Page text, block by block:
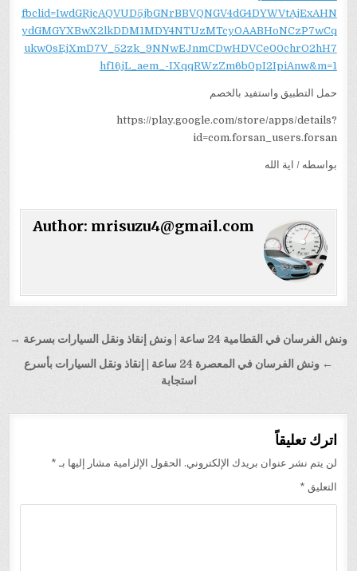
fbclid=IwdGRjcAQVUD5jbGNrBBVQNGV4dG4DYWVtAjExAHN
ydGMGYXBwX2lkDDM1MDY4NTUzMTcyOAABHoNCzP7wCq
ukw0sEjXmD7V_52zk_9NNwEJnmCDwHDVCe00chrO2hH7
hf16jL_aem_-IXqqRWzZm6b0pI2IpiAnw&m=1
حمل التطبيق واستفيد بالخصم
https://play.google.com/store/apps/details?
id=com.forsan_users.forsan
بواسطه / اية الله
Author: mrisuzu4@gmail.com
تصفّح
المقالات
ونش الفرسان في القطامية 24 ساعة | ونش إنقاذ ونقل السيارات بسرعة →
← ونش الفرسان في المعصرة 24 ساعة | إنقاذ ونقل السيارات بأسرع
استجابة
اترك تعليقاً
لن يتم نشر عنوان بريدك الإلكتروني. الحقول الإلزامية مشار إليها بـ *
التعليق *